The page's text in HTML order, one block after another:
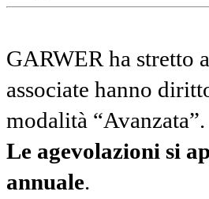
GARWER ha stretto
associate hanno
modalità “Avanzata”.
Le agevolazioni si
annuale.